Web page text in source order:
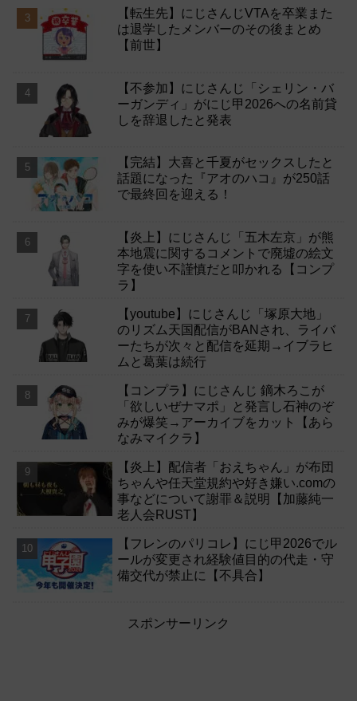
【転生先】にじさんじVTAを卒業また
は退学したメンバーのその後まとめ
【前世】
【不参加】にじさんじ「シェリン・バ
ーガンディ」がにじ甲2026への名前貸
しを辞退したと発表
【完結】大喜と千夏がセックスしたと
話題になった『アオのハコ』が250話
で最終回を迎える！
【炎上】にじさんじ「五木左京」が熊
本地震に関するコメントで廃墟の絵文
字を使い不謹慎だと叩かれる【コンプ
ラ】
【youtube】にじさんじ「塚原大地」
のリズム天国配信がBANされ、ライバ
ーたちが次々と配信を延期→イブラヒ
ムと葛葉は続行
【コンプラ】にじさんじ 鏑木ろこが
「欲しいぜナマポ」と発言し石神のぞ
みが爆笑→アーカイブをカット【あら
なみマイクラ】
【炎上】配信者「おえちゃん」が布団
ちゃんや任天堂規約や好き嫌い.comの
事などについて謝罪＆説明【加藤純一
老人会RUST】
【フレンのパリコレ】にじ甲2026でル
ールが変更され経験値目的の代走・守
備交代が禁止に【不具合】
スポンサーリンク